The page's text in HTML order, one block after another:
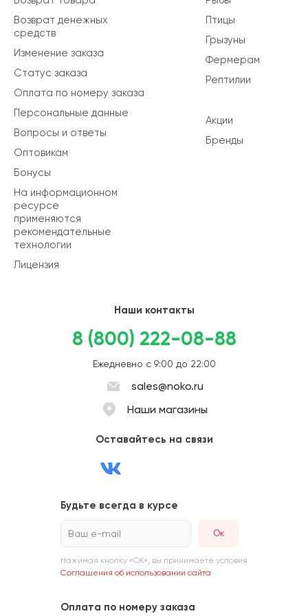
Птицы
Грызуны
Фермерам
Рептилии
Акции
Бренды
Возврат денежных
средств
Изменение заказа
Статус заказа
Оплата по номеру заказа
Персональные данные
Вопросы и ответы
Оптовикам
Бонусы
На информационном
ресурсе
применяются
рекомендательные
технологии
Лицензия
Наши контакты
8 (800) 222-08-88
Ежедневно с 9:00 до 22:00
sales@noko.ru
Наши магазины
Оставайтесь на связи
Будьте всегда в курсе
Ваш e-mail
Нажимая кнопку «ОК», вы принимаете условия
Соглашения об использовании сайта
Оплата по номеру заказа